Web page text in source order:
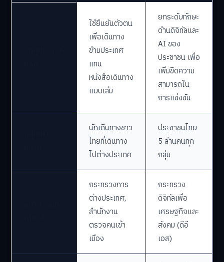
ใช้ยืนยันตัวตน
เพื่อเดินทาง
ข้ามประเทศ
แทน
หนังสือเดินทาง
แบบเล่ม
ยกระดับทักษะ
ด้านดิจิทัลและ
AI ของ
ประชาชน เพื่อ
เพิ่มขีดความ
สามารถใน
การแข่งขัน
นักเดินทางชาว
ไทยที่เดินทาง
ไปต่างประเทศ
ประชาชนไทย
5 ล้านคนทุก
กลุ่ม
กระทรวงการ
ต่างประเทศ,
สำนักงาน
ตรวจคนเข้า
เมือง
กระทรวง
ดิจิทัลเพื่อ
เศรษฐกิจและ
สังคม (ดีอี
เอส)